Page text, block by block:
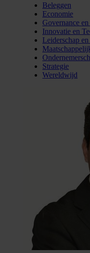
Beleggen
Economie
Governance
Innovatie en
Leiderschap
Strategie
Wereldwijd